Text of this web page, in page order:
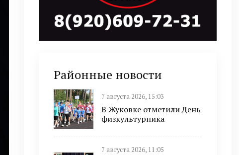
Районные новости
7 августа 2026, 15:03
В Жуковке отметили День
физкультурника
7 августа 2026, 11:05